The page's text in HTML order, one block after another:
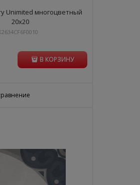
Unimited многоцветный
20х20
В КОРЗИНУ